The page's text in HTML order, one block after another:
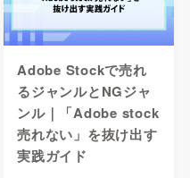
Adobe Stockで売れ
るジャンルとNGジャ
ンル｜「Adobe stock
売れない」を抜け出す
実践ガイド